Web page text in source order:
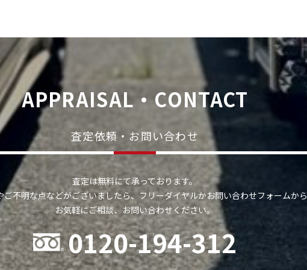
APPRAISAL・CONTACT
査定依頼・お問い合わせ
査定は無料にて承っております。
ご不明な点などがございましたら、フリーダイヤルかお問い合わせフォームから
お気軽にご相談、お問い合わせください。
0120-194-312